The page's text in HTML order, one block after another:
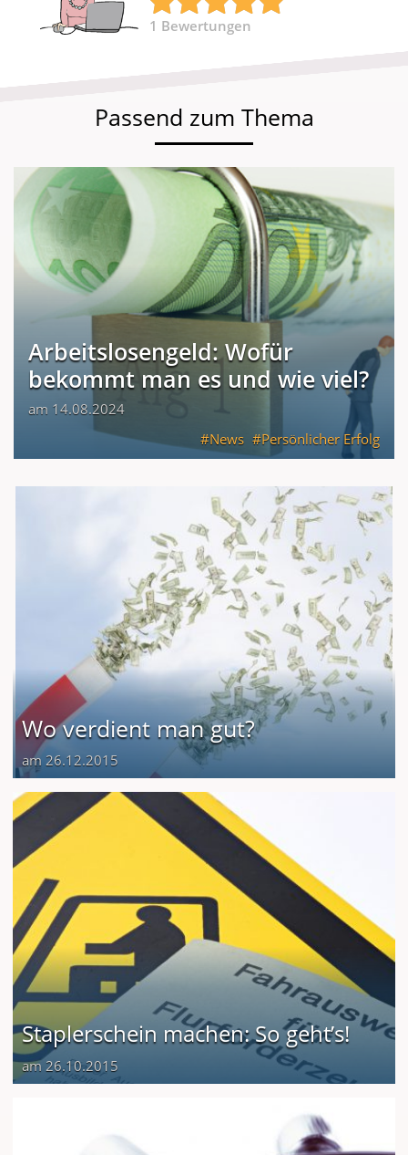
1 Bewertungen
Passend zum Thema
Arbeitslosengeld: Wofür
bekommt man es und wie viel?
am 14.08.2024
News
Persönlicher Erfolg
Wo verdient man gut?
am 26.12.2015
Staplerschein machen: So geht’s!
am 26.10.2015